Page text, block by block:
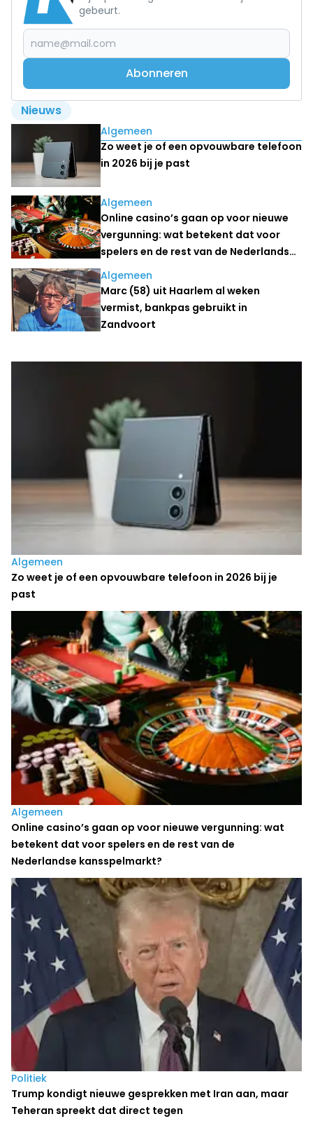
gebeurt.
Abonneren
Nieuws
Lees ook
Algemeen
Zo weet je of een opvouwbare telefoon
in 2026 bij je past
Algemeen
Online casino’s gaan op voor nieuwe
vergunning: wat betekent dat voor
spelers en de rest van de Nederlandse
kansspelmarkt?
Algemeen
Marc (58) uit Haarlem al weken
vermist, bankpas gebruikt in
Zandvoort
Laatste nieuws
Algemeen
Zo weet je of een opvouwbare telefoon in 2026 bij je
past
Algemeen
Online casino’s gaan op voor nieuwe vergunning: wat
betekent dat voor spelers en de rest van de
Nederlandse kansspelmarkt?
Politiek
Trump kondigt nieuwe gesprekken met Iran aan, maar
Teheran spreekt dat direct tegen